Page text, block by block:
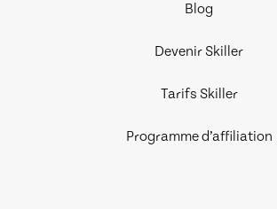
Blog
Devenir Skiller
Tarifs Skiller
Programme d’affiliation